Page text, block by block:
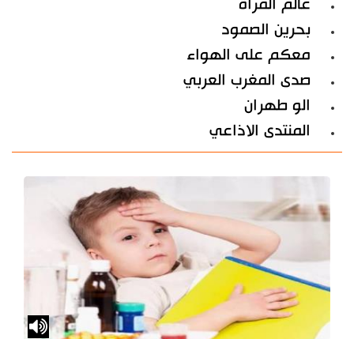
عالم المرأة
بحرين الصمود
معكم على الهواء
صدى المغرب العربي
الو طهران
المنتدى الاذاعي